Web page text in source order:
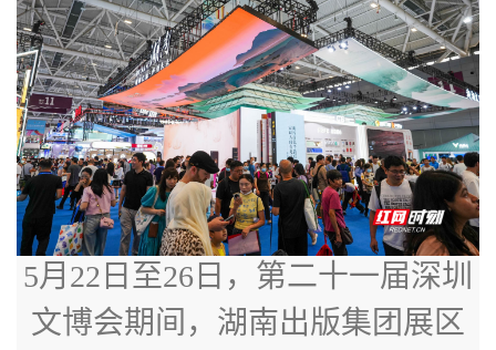
5月22日至26日，第二十一届深圳
文博会期间，湖南出版集团展区